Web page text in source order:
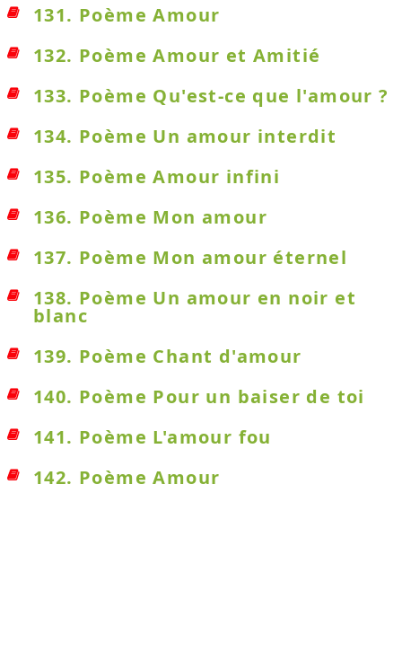
131. Poème Amour
132. Poème Amour et Amitié
133. Poème Qu'est-ce que l'amour ?
134. Poème Un amour interdit
135. Poème Amour infini
136. Poème Mon amour
137. Poème Mon amour éternel
138. Poème Un amour en noir et
blanc
139. Poème Chant d'amour
140. Poème Pour un baiser de toi
141. Poème L'amour fou
142. Poème Amour